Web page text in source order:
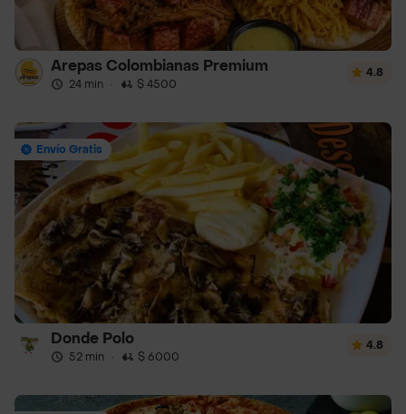
Arepas Colombianas Premium
24 min · $ 4500
4.8
Envío Gratis
Donde Polo
52 min · $ 6000
4.8